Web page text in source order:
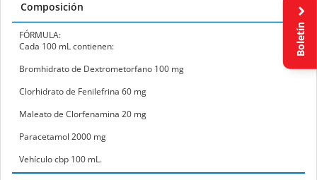
Composición
FÓRMULA:
Cada 100 mL contienen:
Bromhidrato de Dextrometorfano 100 mg
Clorhidrato de Fenilefrina 60 mg
Maleato de Clorfenamina 20 mg
Paracetamol 2000 mg
Vehículo cbp 100 mL.
Boletín